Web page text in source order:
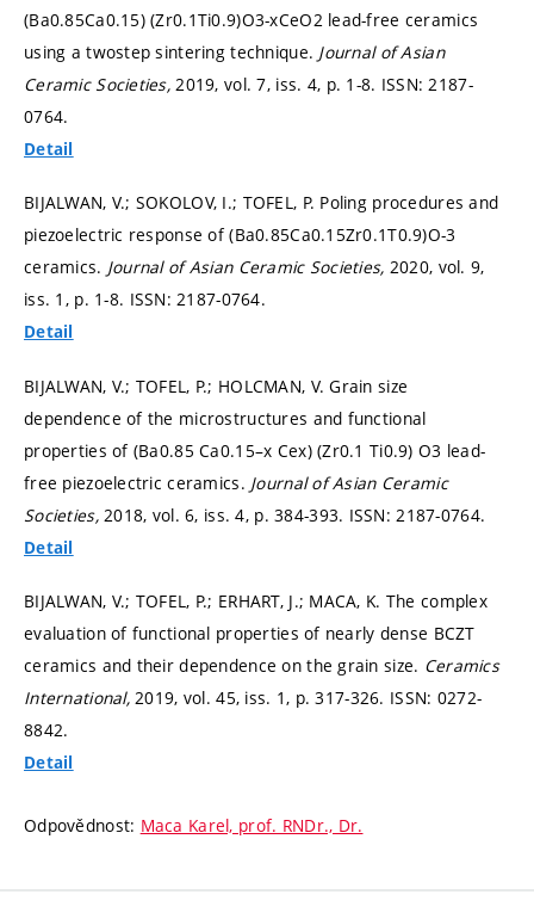
(Ba0.85Ca0.15) (Zr0.1Ti0.9)O3-xCeO2 lead-free ceramics
using a twostep sintering technique. Journal of Asian
Ceramic Societies, 2019, vol. 7, iss. 4, p. 1-8. ISSN: 2187-
0764.
Detail
BIJALWAN, V.; SOKOLOV, I.; TOFEL, P. Poling procedures and
piezoelectric response of (Ba0.85Ca0.15Zr0.1T0.9)O-3
ceramics. Journal of Asian Ceramic Societies, 2020, vol. 9,
iss. 1, p. 1-8. ISSN: 2187-0764.
Detail
BIJALWAN, V.; TOFEL, P.; HOLCMAN, V. Grain size
dependence of the microstructures and functional
properties of (Ba0.85 Ca0.15–x Cex) (Zr0.1 Ti0.9) O3 lead-
free piezoelectric ceramics. Journal of Asian Ceramic
Societies, 2018, vol. 6, iss. 4, p. 384-393. ISSN: 2187-0764.
Detail
BIJALWAN, V.; TOFEL, P.; ERHART, J.; MACA, K. The complex
evaluation of functional properties of nearly dense BCZT
ceramics and their dependence on the grain size. Ceramics
International,2019, vol. 45, iss. 1, p. 317-326. ISSN: 0272-
8842.
Detail
Odpovědnost: Maca Karel, prof. RNDr., Dr.